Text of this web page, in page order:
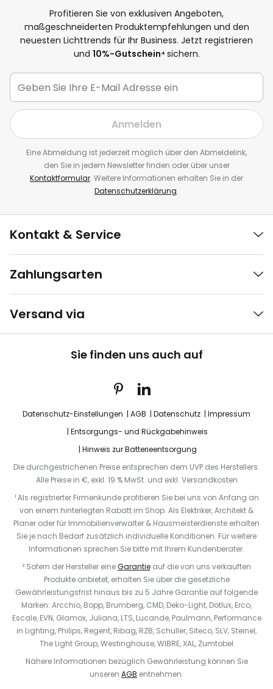
Profitieren Sie von exklusiven Angeboten,
maßgeschneiderten Produktempfehlungen und den
neuesten Lichttrends für Ihr Business. Jetzt registrieren
und 10%-Gutschein⁴ sichern.
Anmelden
Eine Abmeldung ist jederzeit möglich über den Abmeldelink,
den Sie in jedem Newsletter finden oder über unser
Kontaktformular. Weitere Informationen erhalten Sie in der
Datenschutzerklärung.
Kontakt & Service
Zahlungsarten
Versand via
Sie finden uns auch auf
Datenschutz-Einstellungen AGB Datenschutz
Impressum
Entsorgungs- und Rückgabehinweis
Hinweis zur Batterieentsorgung
Die durchgestrichenen Preise entsprechen dem UVP des Herstellers.
Alle Preise in €, exkl. 19 % MwSt. und exkl. Versandkosten
¹ Als registrierter Firmenkunde profitieren Sie bei uns von Anfang an
von einem hinterlegten Rabatt im Shop. Als Elektriker, Architekt &
Planer oder für Immobilienverwalter & Hausmeisterdienste erhalten
Sie je nach Bedarf zusätzlich individuelle Konditionen. Für weitere
Informationen sprechen Sie bitte mit Ihrem Kundenberater.
² Sofern der Hersteller eineGarantieauf die von uns verkauften
Produkte anbietet, erhalten Sie über die gesetzliche
Gewährleistungsfrist hinaus bis zu 5 Jahre Garantie auf folgende
Marken: Arcchio, Bopp, Brumberg, CMD, Deko-Light, Dotlux, Erco,
Escale, EVN, Glamox, Juliana, LTS, Lucande, Paulmann, Performance
in Lighting, Philips, Regent, Ribag, RZB, Schuller, Siteco, SLV, Steinel,
The Light Group, Westinghouse, WIBRE, XAL, Zumtobel
Nähere Informationen bezüglich Gewährleistung können Sie
unseren AGB entnehmen.